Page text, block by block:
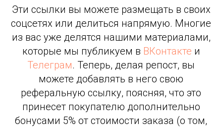
Эти ссылки вы можете размещать в своих
соцсетях или делиться напрямую. Многие
из вас уже делятся нашими материалами,
которые мы публикуем в ВКонтакте и
Телеграм. Теперь, делая репост, вы
можете добавлять в него свою
реферальную ссылку, поясняя, что это
принесет покупателю дополнительно
бонусами 5% от стоимости заказа (о том,